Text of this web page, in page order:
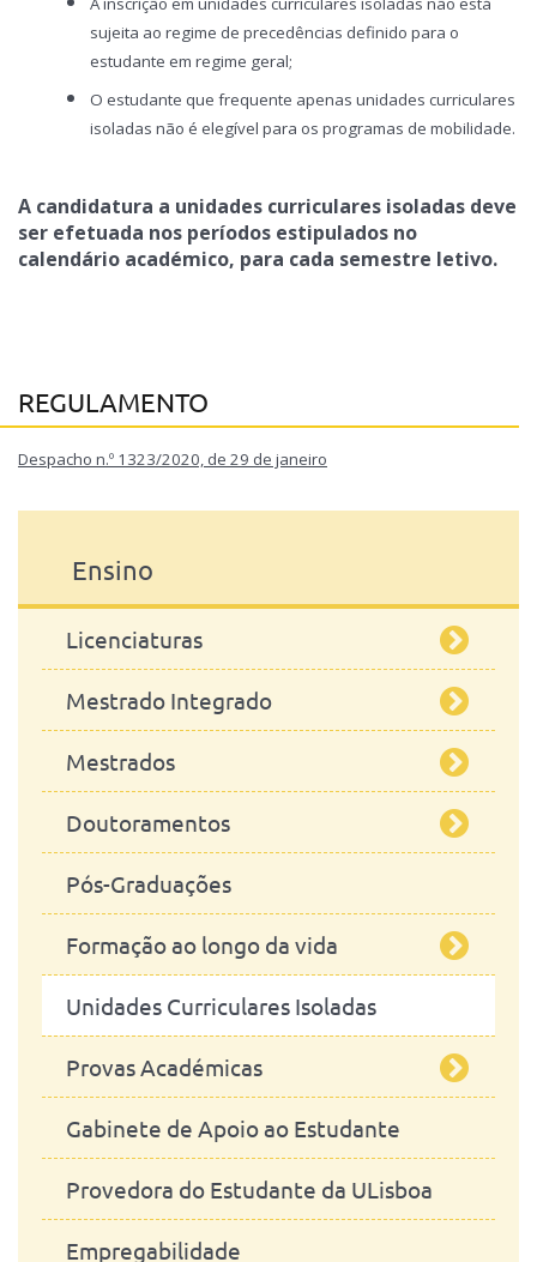
sujeita ao regime de precedências definido para o
estudante em regime geral;
O estudante que frequente apenas unidades curriculares
isoladas não é elegível para os programas de mobilidade.
A candidatura a unidades curriculares isoladas deve
ser efetuada nos períodos estipulados no
calendário académico, para cada semestre letivo.
REGULAMENTO
Despacho n.º 1323/2020, de 29 de janeiro
Ensino
Licenciaturas
Engenharia Zootécnica
Mestrado Integrado
Mestrado Integrado em Medicina
Veterinária
Mestrados
Segurança Alimentar
Ciências Equinas
Engenharia Zootécnica / Produção
Animal
Microbiologia
Fenotipagem Morfológica de
Modelos Animais de Doenças
Humanas - MorphoPHEN
Doutoramentos
Ciências Veterinárias
Estudos em Saúde Planetária
Ciências da Sustentatibilidade
Pós-Graduações
Formação ao longo da vida
A realizar
Realizadas
Unidades Curriculares Isoladas
Provas Académicas
Mestrado Integrado
Mestrados
Doutoramentos
Gabinete de Apoio ao Estudante
Provedora do Estudante da ULisboa
Empregabilidade